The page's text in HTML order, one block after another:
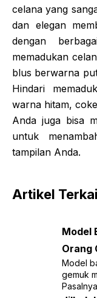
celana yang
dan elegan
dengan
memadukan
blus berwarna
Hindari
warna hitam,
Anda juga bisa
untuk
tampilan Anda.
Artikel
Model
Orang
Model
gemuk